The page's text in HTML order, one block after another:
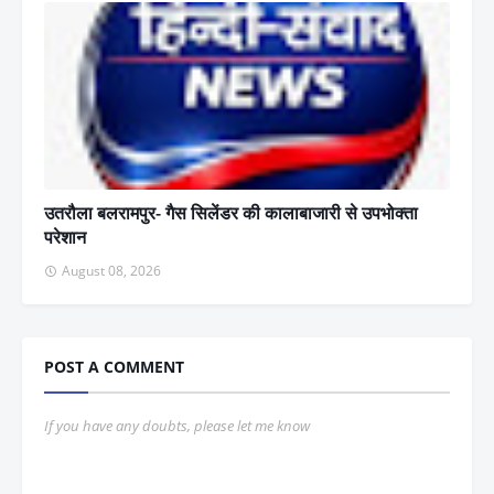
उतरौला बलरामपुर- गैस सिलेंडर की कालाबाजारी से उपभोक्ता
परेशान
August 08, 2026
POST A COMMENT
If you have any doubts, please let me know